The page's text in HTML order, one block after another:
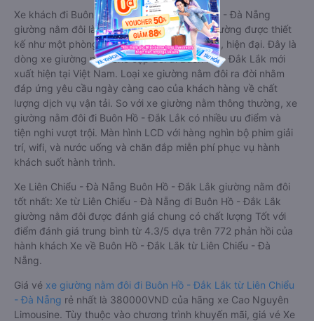
Xe khách đi Buôn Hồ - Đắk Lắk từ Liên Chiểu - Đà Nẵng
giường nằm đôi là loại xe đặc biệt. Với mỗi giường được thiết
kế như một phòng ngủ khách sạn sang trọng, hiện đại. Đây là
dòng xe giường nằm cho cặp đôi đi Buôn Hồ - Đắk Lắk mới
xuất hiện tại Việt Nam. Loại xe giường nằm đôi ra đời nhằm
đáp ứng yêu cầu ngày càng cao của khách hàng về chất
lượng dịch vụ vận tải. So với xe giường nằm thông thường, xe
giường nằm đôi đi Buôn Hồ - Đắk Lắk có nhiều ưu điểm và
tiện nghi vượt trội. Màn hình LCD với hàng nghìn bộ phim giải
trí, wifi, và nước uống và chăn đắp miễn phí phục vụ hành
khách suốt hành trình.
Xe Liên Chiểu - Đà Nẵng Buôn Hồ - Đắk Lắk giường nằm đôi
tốt nhất: Xe từ Liên Chiểu - Đà Nẵng đi Buôn Hồ - Đắk Lắk
giường nằm đôi được đánh giá chung có chất lượng Tốt với
điểm đánh giá trung bình từ 4.3/5 dựa trên 772 phản hồi của
hành khách Xe về Buôn Hồ - Đắk Lắk từ Liên Chiểu - Đà
Nẵng.
Giá vé xe giường nằm đôi đi Buôn Hồ - Đắk Lắk từ Liên Chiểu
- Đà Nẵng rẻ nhất là 380000VND của hãng xe Cao Nguyên
Limousine. Tùy thuộc vào chương trình khuyến mãi, giá vé Xe